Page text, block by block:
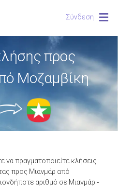
Σύνδεση
προς
Μοζαμβίκη
να πραγματοποιείτε κλήσεις
προς Μιανμάρ από
αριθμό σε Μιανμάρ -